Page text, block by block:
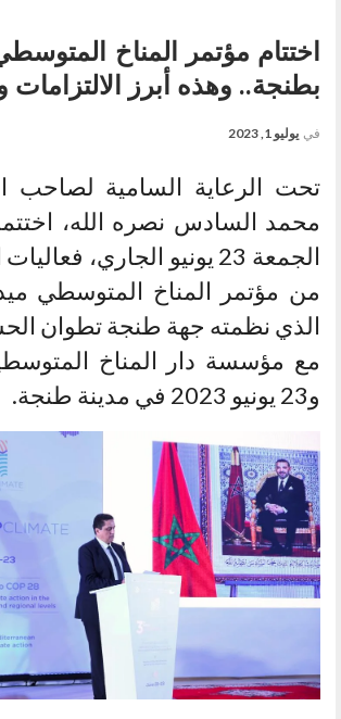
اختتام مؤتمر المناخ
بطنجة.. وهذه أبرز الالتزامات
في يوليو 1, 2023
تحت الرعاية السامية لصاحب
محمد السادس نصره الله،
الجمعة 23 يونيو الجاري،
الذي نظمته جهة طنجة تطوان
و23 يونيو 2023 في مدينة طنجة.